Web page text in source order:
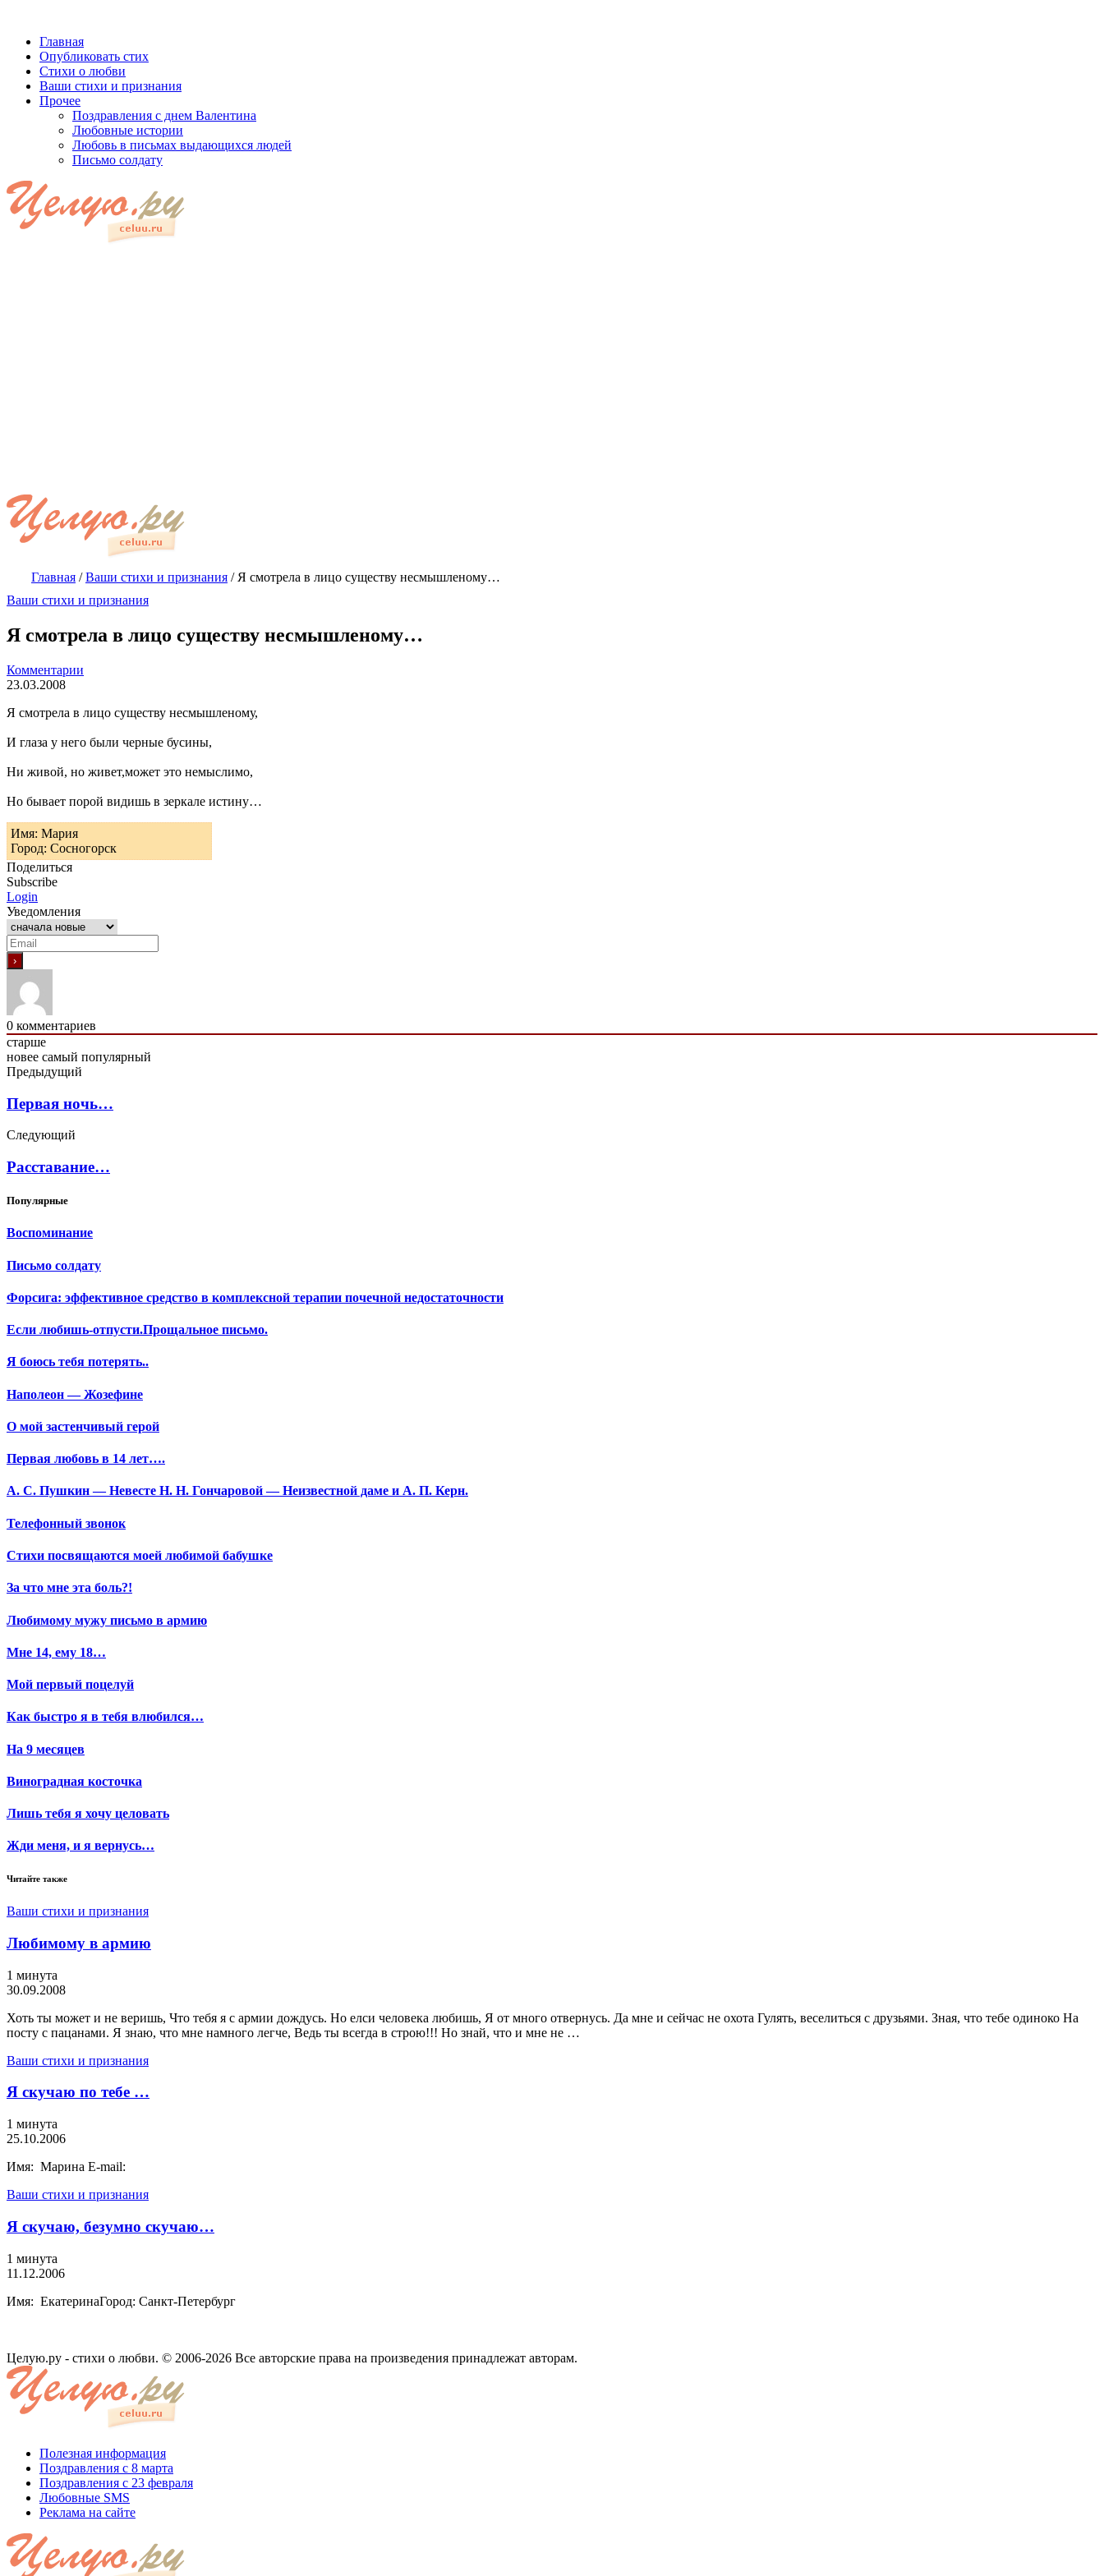
Главная
Опубликовать стих
Стихи о любви
Ваши стихи и признания
Прочее
Поздравления с днем Валентина
Любовные истории
Любовь в письмах выдающихся людей
Письмо солдату
Главная /Ваши стихи и признания / Я смотрела в лицо существу несмышленому…
Ваши стихи и признания
Я смотрела в лицо существу несмышленому…
Комментарии
23.03.2008
Я смотрела в лицо существу несмышленому,
И глаза у него были черные бусины,
Ни живой, но живет,может это немыслимо,
Но бывает порой видишь в зеркале истину…
Имя: Мария
Город: Сосногорск
Поделиться
Subscribe
Login
Уведомления
0 комментариев
старше
новее самый популярный
Предыдущий
Первая ночь…
Следующий
Расставание…
Популярные
Воспоминание
Письмо солдату
Форсига: эффективное средство в комплексной терапии почечной недостаточности
Если любишь-отпусти.Прощальное письмо.
Я боюсь тебя потерять..
Наполеон — Жозефине
О мой застенчивый герой
Первая любовь в 14 лет….
А. С. Пушкин — Невесте Н. Н. Гончаровой — Неизвестной даме и А. П. Керн.
Телефонный звонок
Стихи посвящаются моей любимой бабушке
За что мне эта боль?!
Любимому мужу письмо в армию
Мне 14, ему 18…
Мой первый поцелуй
Как быстро я в тебя влюбился…
На 9 месяцев
Виноградная косточка
Лишь тебя я хочу целовать
Жди меня, и я вернусь…
Читайте также
Ваши стихи и признания
Любимому в армию
1 минута
30.09.2008
Хоть ты может и не веришь, Что тебя я с армии дождусь. Но елси человека любишь, Я от много отвернусь. Да мне и сейчас не охота Гулять, веселиться с друзьями. Зная, что тебе одиноко На
посту с пацанами. Я знаю, что мне намного легче, Ведь ты всегда в строю!!! Но знай, что и мне не …
Ваши стихи и признания
Я скучаю по тебе …
1 минута
25.10.2006
Имя: Марина E-mail:
Ваши стихи и признания
Я скучаю, безумно скучаю…
1 минута
11.12.2006
Имя: ЕкатеринаГород: Санкт-Петербург
Целую.ру - стихи о любви. © 2006-2026 Все авторские права на произведения принадлежат авторам.
Полезная информация
Поздравления с 8 марта
Поздравления с 23 февраля
Любовные SMS
Реклама на сайте